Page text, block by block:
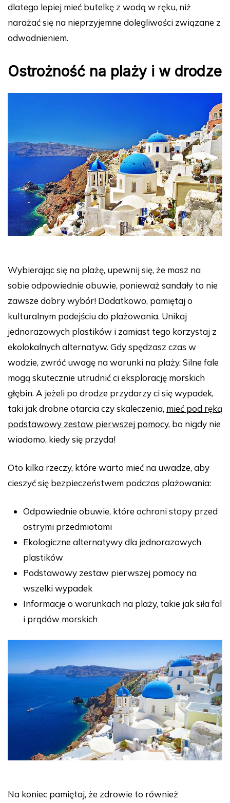
dlatego lepiej mieć butelkę z wodą w ręku, niż
narażać się na nieprzyjemne dolegliwości związane z
odwodnieniem.
Ostrożność na plaży i w drodze
Wybierając się na plażę, upewnij się, że masz na
sobie odpowiednie obuwie, ponieważ sandały to nie
zawsze dobry wybór! Dodatkowo, pamiętaj o
kulturalnym podejściu do plażowania. Unikaj
jednorazowych plastików i zamiast tego korzystaj z
ekolokalnych alternatyw. Gdy spędzasz czas w
wodzie, zwróć uwagę na warunki na plaży. Silne fale
mogą skutecznie utrudnić ci eksplorację morskich
głębin. A jeżeli po drodze przydarzy ci się wypadek,
taki jak drobne otarcia czy skaleczenia, mieć pod ręką
podstawowy zestaw pierwszej pomocy, bo nigdy nie
wiadomo, kiedy się przyda!
Oto kilka rzeczy, które warto mieć na uwadze, aby
cieszyć się bezpieczeństwem podczas plażowania:
Odpowiednie obuwie, które ochroni stopy przed
ostrymi przedmiotami
Ekologiczne alternatywy dla jednorazowych
plastików
Podstawowy zestaw pierwszej pomocy na
wszelki wypadek
Informacje o warunkach na plaży, takie jak siła fal
i prądów morskich
Na koniec pamiętaj, że zdrowie to również